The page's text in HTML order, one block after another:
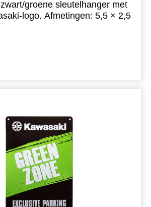
groene sleutelhanger met
logo. Afmetingen: 5,5 × 2,5